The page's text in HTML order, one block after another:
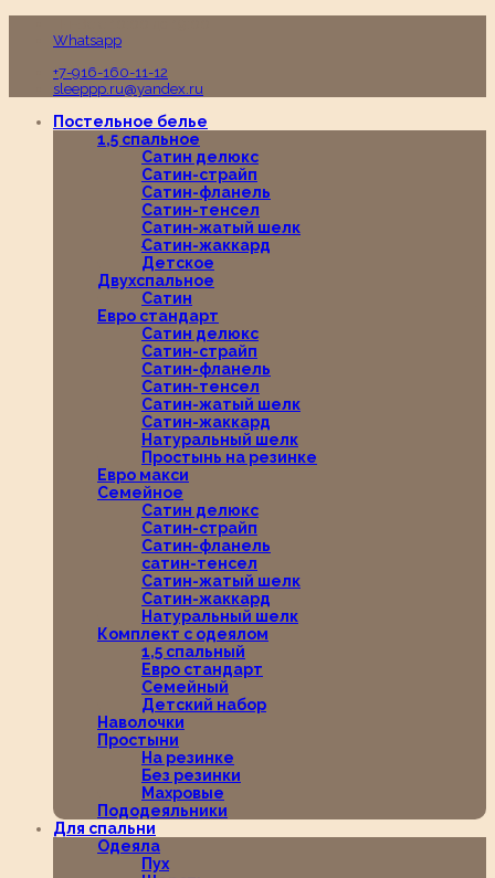
Whatsapp
+7-916-160-11-12
sleeppp.ru@yandex.ru
Постельное белье
1,5 спальное
Сатин делюкс
Сатин-страйп
Сатин-фланель
Сатин-тенсел
Сатин-жатый шелк
Сатин-жаккард
Детское
Двухспальное
Сатин
Евро стандарт
Сатин делюкс
Сатин-страйп
Сатин-фланель
Сатин-тенсел
Сатин-жатый шелк
Сатин-жаккард
Натуральный шелк
Простынь на резинке
Евро макси
Семейное
Сатин делюкс
Сатин-страйп
Сатин-фланель
сатин-тенсел
Сатин-жатый шелк
Сатин-жаккард
Натуральный шелк
Комплект с одеялом
1,5 спальный
Евро стандарт
Семейный
Детский набор
Наволочки
Простыни
На резинке
Без резинки
Махровые
Пододеяльники
Для спальни
Одеяла
Пух